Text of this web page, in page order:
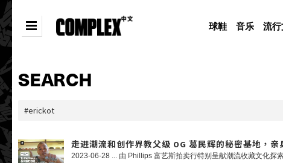
球鞋 音乐 流
SEARCH
走进潮流和创作界教父级 OG 葛民辉的秘密基地，亲